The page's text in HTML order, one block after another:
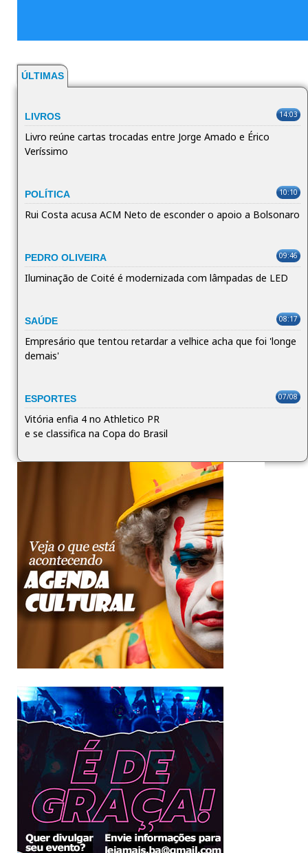
ÚLTIMAS
LIVROS 14:03
Livro reúne cartas trocadas entre Jorge Amado e Érico
Veríssimo
POLÍTICA 10:10
Rui Costa acusa ACM Neto de esconder o apoio a Bolsonaro
PEDRO OLIVEIRA 09:46
Iluminação de Coité é modernizada com lâmpadas de LED
SAÚDE 08:17
Empresário que tentou retardar a velhice acha que foi 'longe
demais'
ESPORTES 07/08
Vitória enfia 4 no Athletico PR
e se classifica na Copa do Brasil